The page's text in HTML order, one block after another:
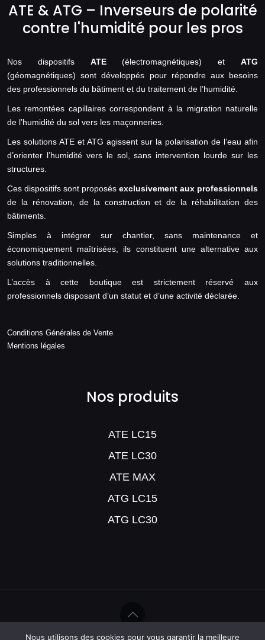
ATE & ATG – Inverseurs de polarité
contre l'humidité pour les pros
Nos dispositifs ATE(électromagnétiques) etATG
(géomagnétiques) sont développés pour répondre aux besoins
des professionnels du bâtiment et du traitement de l’humidité.
Les remontées capillaires correspondent à la migration naturelle
de l’humidité du sol vers les maçonneries.
Les solutions ATE et ATG agissent sur la polarisation de l’eau afin
d’orienter l’humidité vers le sol, sans intervention lourde sur les
structures.
Ces dispositifs sont proposés exclusivement aux professionnels
de la rénovation, de la construction et de la réhabilitation des
bâtiments.
Simples à intégrer sur chantier, sans maintenance et
économiquement maîtrisées, ils constituent une alternative aux
solutions traditionnelles.
L’accès à cette boutique est strictement réservé aux
professionnels disposant d’un statut et d’une activité déclarée.
Conditions Générales de Vente
Mentions légales
Nos produits
ATE LC15
ATE LC30
ATE MAX
ATG LC15
ATG LC30
Nous utilisons des cookies pour vous garantir la meilleure